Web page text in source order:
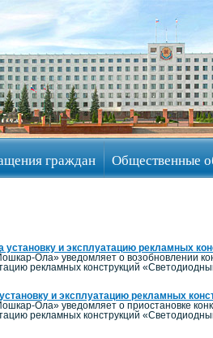
граждан Общественные
установку и эксплуатацию рекламных
Ола» уведомляет о возобновлении
рекламных конструкций
и эксплуатацию рекламных
Ола» уведомляет о приостановке
рекламных конструкций